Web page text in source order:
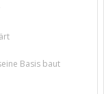
Basis baut